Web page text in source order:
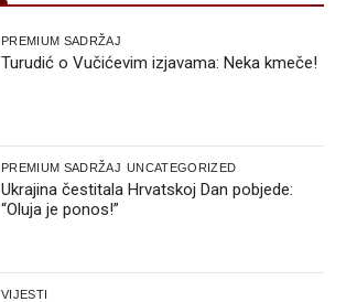
PREMIUM SADRŽAJ
Turudić o Vučićevim izjavama: Neka kmeče!
PREMIUM SADRŽAJ UNCATEGORIZED
Ukrajina čestitala Hrvatskoj Dan pobjede:
“Oluja je ponos!”
VIJESTI